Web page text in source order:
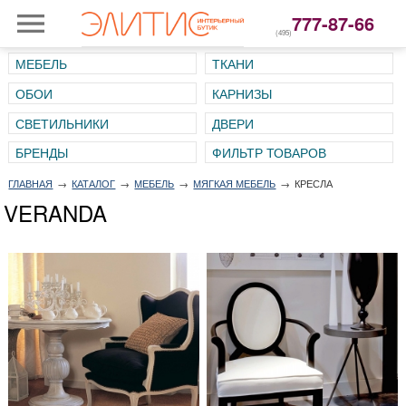
(495)777-87-66
МЕБЕЛЬ
ТКАНИ
ОБОИ
КАРНИЗЫ
СВЕТИЛЬНИКИ
ДВЕРИ
ГЛАВНАЯ → КАТАЛОГ → МЕБЕЛЬ → МЯГКАЯ МЕБЕЛЬ → КРЕСЛА
VERANDA